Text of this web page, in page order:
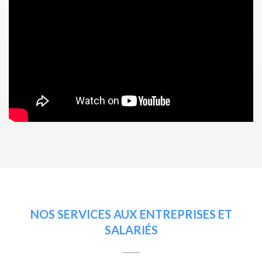
NOS SERVICES AUX ENTREPRISES ET
SALARIÉS